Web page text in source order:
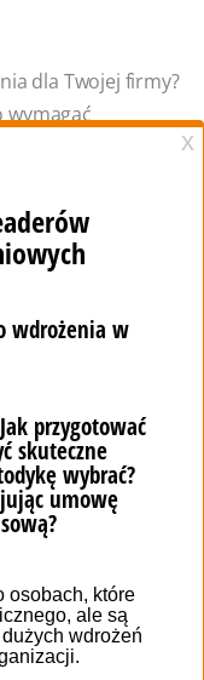
dla Twojej firmy?
wymagać